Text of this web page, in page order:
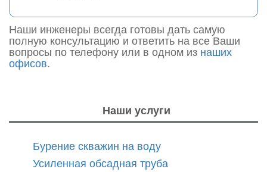
Наши инженеры всегда готовы дать самую
полную консультацию и ответить на все Ваши
вопросы по телефону или в одном из наших
офисов.
Наши услуги
Бурение скважин на воду
Усиленная обсадная труба